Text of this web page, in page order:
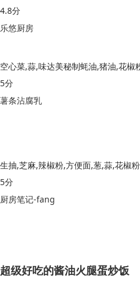
4.8分
乐悠厨房
空心菜,蒜,味达美秘制蚝油,猪油,花椒
5分
薯条沾腐乳
生抽,芝麻,辣椒粉,方便面,葱,蒜,花椒
5分
厨房笔记-fang
超级好吃的酱油火腿蛋炒饭